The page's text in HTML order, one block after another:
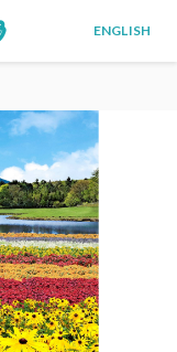
ENGLISH